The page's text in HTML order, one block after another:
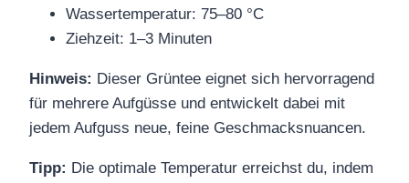
Wassertemperatur: 75–80 °C
Ziehzeit: 1–3 Minuten
Hinweis: Dieser Grüntee eignet sich hervorragend
für mehrere Aufgüsse und entwickelt dabei mit
jedem Aufguss neue, feine Geschmacksnuancen.
Tipp: Die optimale Temperatur erreichst du, indem